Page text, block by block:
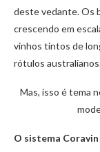
deste vedante. Os
crescendo em
vinhos tintos de
rótulos
Mas, isso é tema
O sistema Coravin